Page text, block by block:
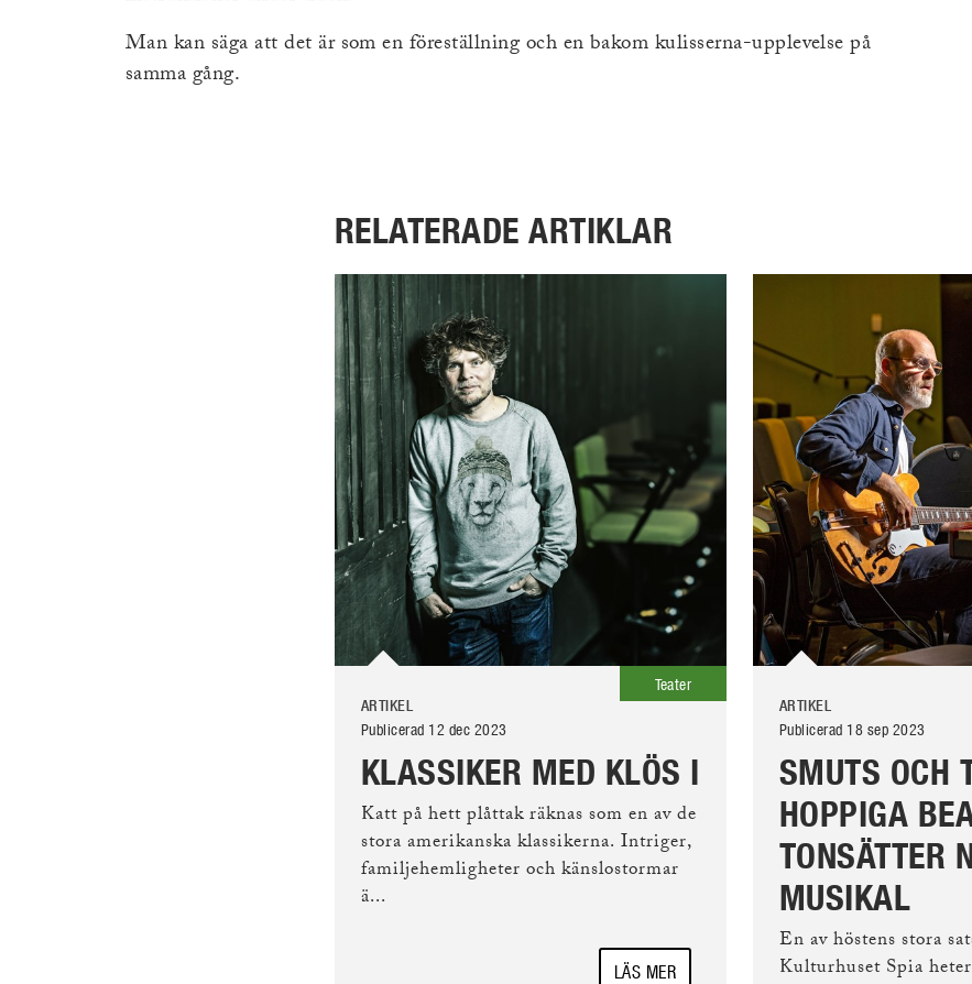
Man kan säga att det är som en föreställning och en bakom kulisserna-upplevelse på
samma gång.
RELATERADE ARTIKLAR
Teater
ARTIKEL
Publicerad 12 dec 2023
KLASSIKER MED KLÖS I
Katt på hett plåttak räknas som en av de
stora amerikanska klassikerna. Intriger,
familjehemligheter och känslostormar
ä...
LÄS MER
ARTIKEL
Publicerad 18 sep 2023
SMUTS OCH
HOPPIGA
TONSÄTTER
MUSIKAL
En av höstens stora
Kulturhuset Spia